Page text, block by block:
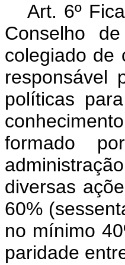
Art. 6º
Conselho
colegiado de
responsável
políticas
formado
diversas
60%
no mínimo
paridade